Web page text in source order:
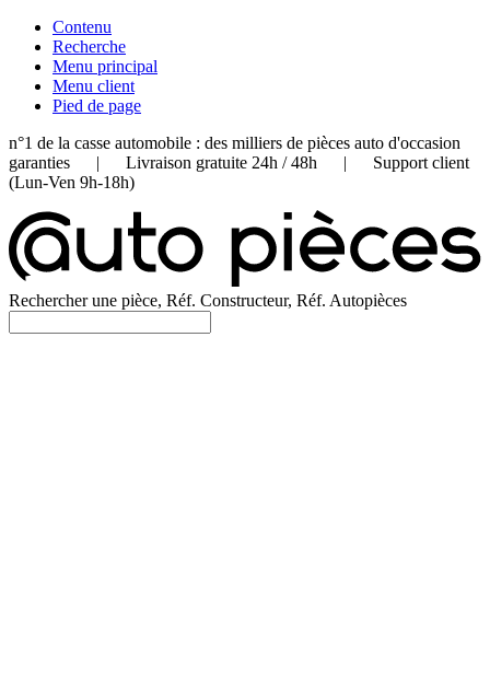
Contenu
Recherche
Menu principal
Menu client
Pied de page
n°1 de la casse automobile : des milliers de pièces auto d'occasion
garanties | Livraison gratuite 24h / 48h | Support client
(Lun-Ven 9h-18h)
Rechercher une pièce, Réf. Constructeur, Réf. Autopièces